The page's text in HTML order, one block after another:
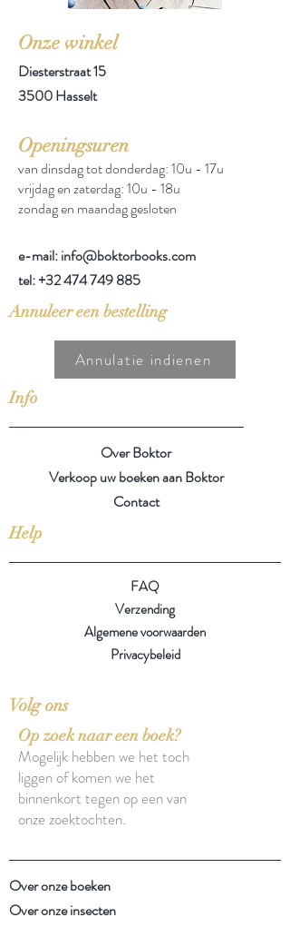
Onze winkel
Diesterstraat 15
3500 Hasselt
Openingsuren
van dinsdag tot donderdag: 10u - 17u
vrijdag en zaterdag: 10u - 18u
zondag en maandag gesloten
e-mail: info@boktorbooks.com
tel:+32 474 749 885
Annuleer een bestelling
Annulatie indienen
Info
Over Boktor
Verkoop uw boeken aan Boktor
Contact
Help
FAQ
Verzending
Algemene voorwaarden
Privacybeleid
Volg ons
Op zoek naar een boek?
Mogelijk hebben we het toch
liggen of komen we het
binnenkort tegen op een van
onze zoektochten.
Over onze boeken
Over onze insecten